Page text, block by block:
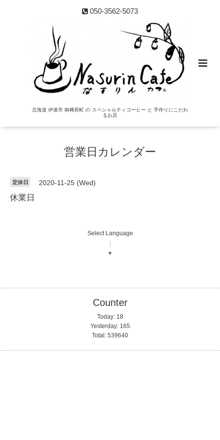
050-3562-5073
北海道 伊達市 南稀府町 の スペシャルティコーヒー と 手作りにこだわ
るお店
営業日カレンダー
定休日 2020-11-25 (Wed)
休業日
Select Language
▼
Counter
Today: 18
Yesterday: 165
Total: 539640